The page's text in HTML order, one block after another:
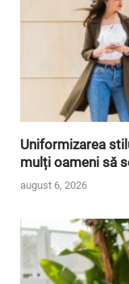
Uniformizarea
mulți oameni să
august 6, 2026